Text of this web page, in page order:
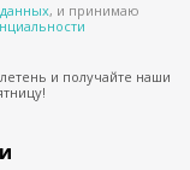
, и принимаю
и получайте наши